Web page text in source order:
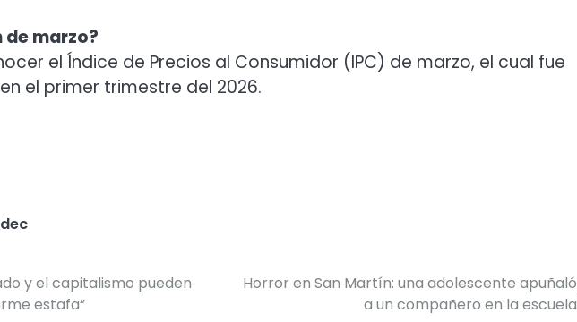
marzo?
el Índice de Precios al Consumidor (IPC) de marzo, el cual fue
el primer trimestre del 2026.
y el capitalismo pueden
estafa”
Horror en San Martín: una adolescente apuñaló
a un compañero en la escuela